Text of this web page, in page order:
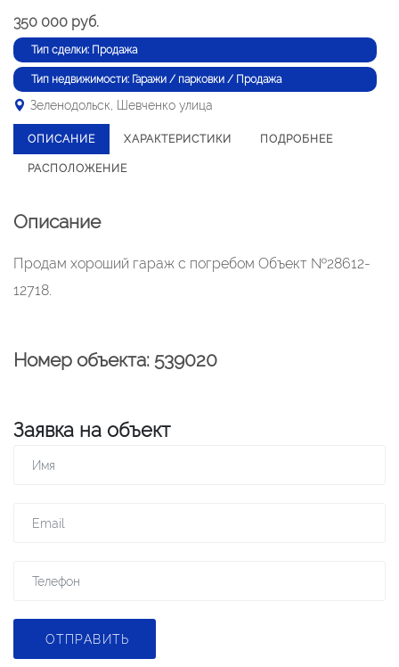
350 000 руб.
Тип сделки: Продажа
Тип недвижимости: Гаражи / парковки / Продажа
Зеленодольск, Шевченко улица
ОПИСАНИЕ ХАРАКТЕРИСТИКИ ПОДРОБНЕЕ
РАСПОЛОЖЕНИЕ
Описание
Продам хороший гараж с погребом Объект №28612-
12718.
Номер объекта: 539020
Заявка на объект
ОТПРАВИТЬ